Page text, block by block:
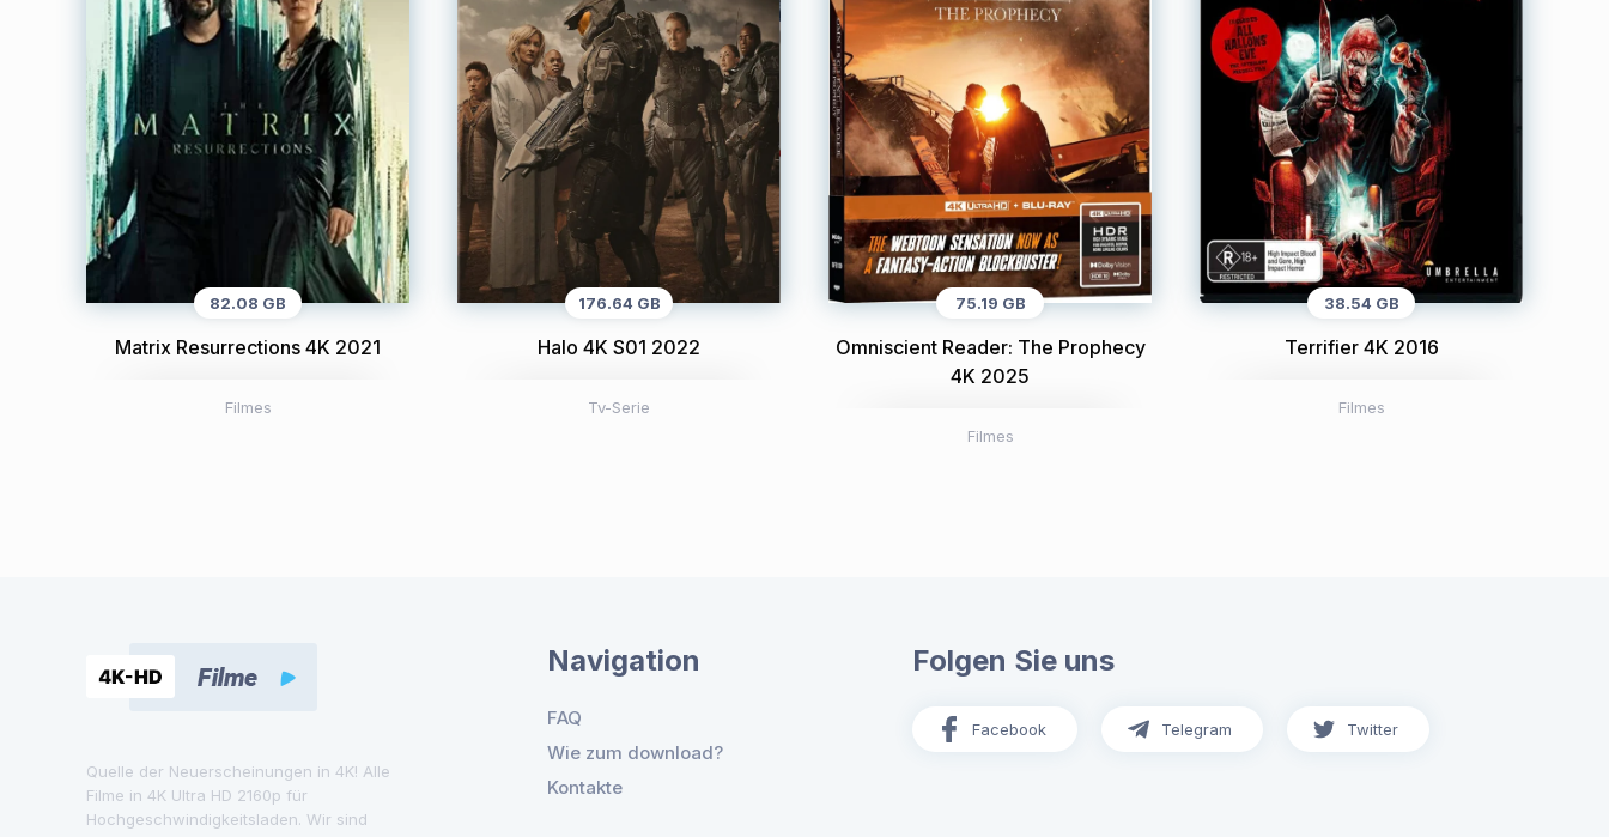
82.08 GB
Matrix Resurrections 4K 2021
Filmes
176.64 GB
Halo 4K S01 2022
Tv-Serie
75.19 GB
Omniscient Reader: The Prophecy
4K 2025
Filmes
38.54 GB
Terrifier 4K 2016
Filmes
Quelle der Neuerscheinungen in 4K! Alle
Filme in 4K Ultra HD 2160p für
Hochgeschwindigkeitsladen. Wir sind
Navigation
FAQ
Wie zum download?
Kontakte
Folgen Sie uns
Facebook Telegram Twitter